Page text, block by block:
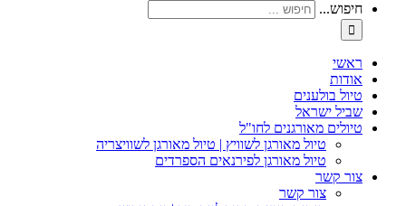
חיפוש...
ראשי
אודות
טיול בולענים
שביל ישראל
טיולים מאורגנים לחו"ל
טיול מאורגן לשוויץ | טיול מאורגן לשוויצריה
טיול מאורגן לפירנאים הספרדים
צור קשר
צור קשר